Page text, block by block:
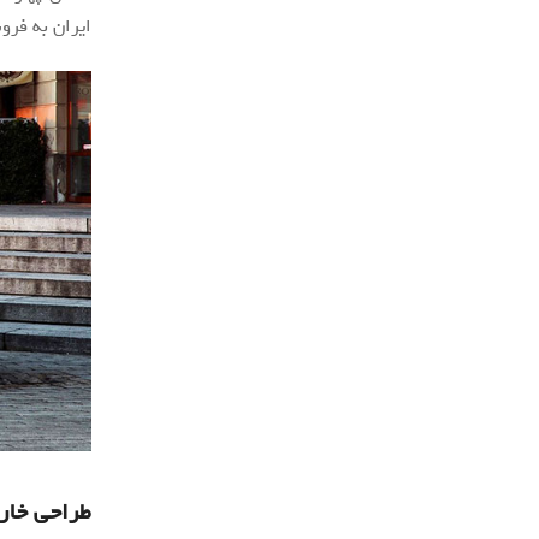
ایران به
طراحی